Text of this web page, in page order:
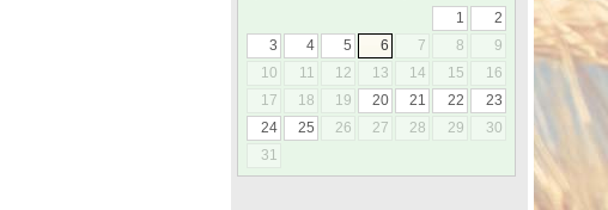
1
2
3
4 5 6 7 8
9
10
11 12 13 14 15
16
17
18 19 20 21 22
23
24
25 26 27 28 29
30
31